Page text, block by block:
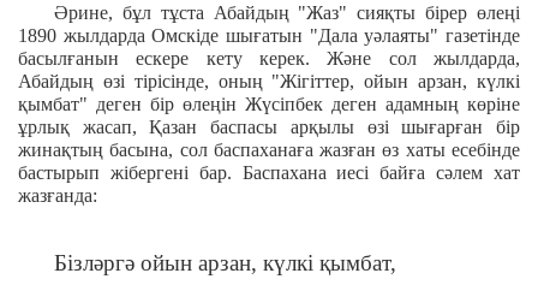
Әрине, бұл тұста Абайдың "Жаз" сияқты бірер өлеңі
1890 жылдарда Омскіде шығатын "Дала уәлаяты" газетінде
басылғанын ескере кету керек. Және сол жылдарда,
Абайдың өзі тірісінде, оның "Жігіттер, ойын арзан, күлкі
қымбат" деген бір өлеңін Жүсіпбек деген адамның көріне
ұрлық жасап, Қазан баспасы арқылы өзі шығарған бір
жинақтың басына, сол баспаханаға жазған өз хаты есебінде
бастырып жібергені бар. Баспахана иесі байға сәлем хат
жазғанда:
Бізләргә ойын арзан, күлкі қымбат,